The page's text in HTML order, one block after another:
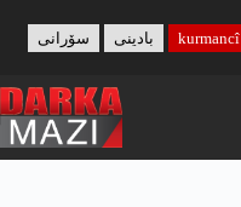
content
بادینی سۆرانی kurmancî